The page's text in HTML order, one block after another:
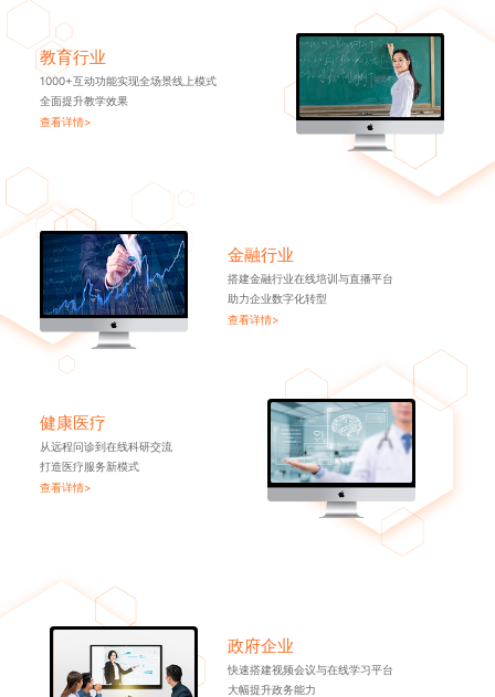
教育行业
1000+互动功能实现全场景线上模式
全面提升教学效果
查看详情>
金融行业
搭建金融行业在线培训与直播平台
助力企业数字化转型
查看详情>
健康医疗
从远程问诊到在线科研交流
打造医疗服务新模式
查看详情>
政府企业
快速搭建视频会议与在线学习平台
大幅提升政务能力